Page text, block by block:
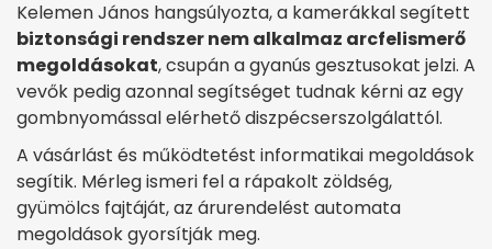
Kelemen János hangsúlyozta, a kamerákkal segített
biztonsági rendszer nem alkalmaz arcfelismerő
megoldásokat, csupán a gyanús gesztusokat jelzi. A
vevők pedig azonnal segítséget tudnak kérni az egy
gombnyomással elérhető diszpécserszolgálattól.
A vásárlást és működtetést informatikai megoldások
segítik. Mérleg ismeri fel a rápakolt zöldség,
gyümölcs fajtáját, az árurendelést automata
megoldások gyorsítják meg.